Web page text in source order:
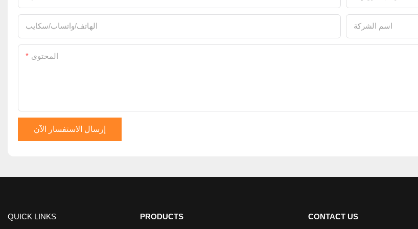
الهاتف/واتساب/سكايب اسم الشركة
المحتوى
إرسال الاستفسار الآن
QUICK LINKS PRODUCTS CONTACT US